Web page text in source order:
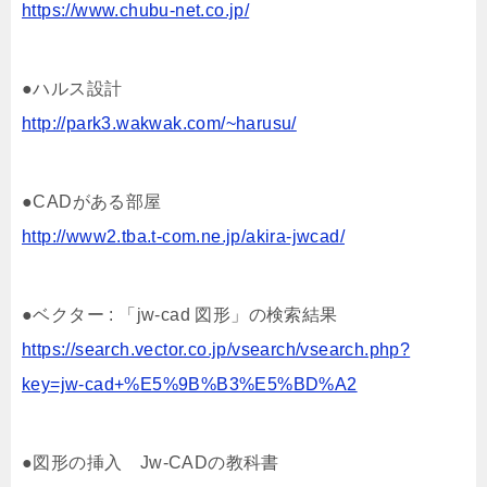
https://www.chubu-net.co.jp/
●ハルス設計
http://park3.wakwak.com/~harusu/
●CADがある部屋
http://www2.tba.t-com.ne.jp/akira-jwcad/
●ベクター : 「jw-cad 図形」の検索結果
https://search.vector.co.jp/vsearch/vsearch.php?
key=jw-cad+%E5%9B%B3%E5%BD%A2
●図形の挿入 Jw-CADの教科書